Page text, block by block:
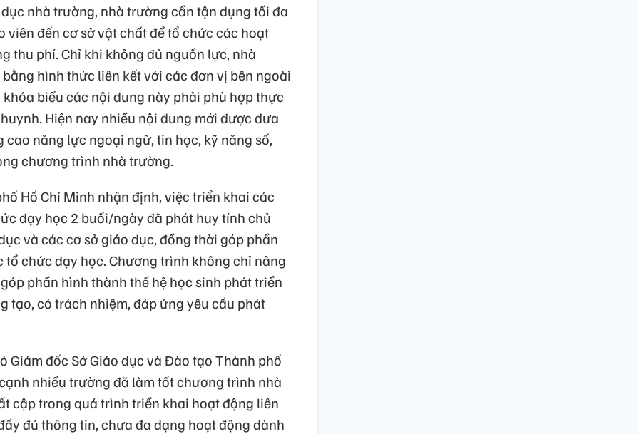
nhà trường, nhà trường cần tận dụng tối đa
đến cơ sở vật chất để tổ chức các hoạt
thu phí. Chỉ khi không đủ nguồn lực, nhà
hình thức liên kết với các đơn vị bên ngoài
biểu các nội dung này phải phù hợp thực
Hiện nay nhiều nội dung mới được đưa
năng lực ngoại ngữ, tin học, kỹ năng số,
chương trình nhà trường.
Hồ Chí Minh nhận định, việc triển khai các
dạy học 2 buổi/ngày đã phát huy tính chủ
và các cơ sở giáo dục, đồng thời góp phần
chức dạy học. Chương trình không chỉ nâng
phần hình thành thế hệ học sinh phát triển
tạo, có trách nhiệm, đáp ứng yêu cầu phát
Giám đốc Sở Giáo dục và Đào tạo Thành phố
nhiều trường đã làm tốt chương trình nhà
cập trong quá trình triển khai hoạt động liên
đủ thông tin, chưa đa dạng hoạt động dành